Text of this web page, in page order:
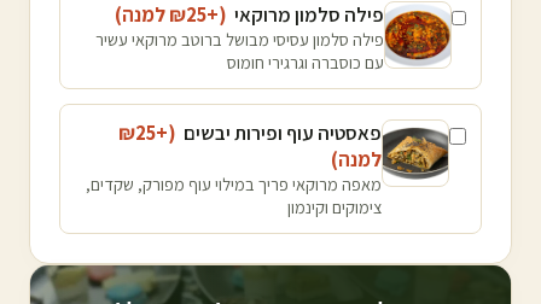
פילה סלמון מרוקאי (+₪
25 למנה)
פילה סלמון עסיסי מבושל ברוטב מרוקאי עשיר
עם כוסברה וגרגירי חומוס
פאסטיה עוף ופירות יבשים (+₪
25
למנה)
מאפה מרוקאי פריך במילוי עוף מפורק, שקדים,
צימוקים וקינמון